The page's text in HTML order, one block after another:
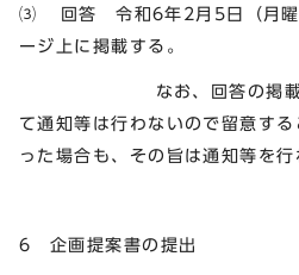
⑶ 回答 令和6年2月5日（月曜
ージ上に掲載する。
なお、回答の掲載につ
て通知等は行わないので留意す
った場合も、その旨は通知等を行
6 企画提案書の提出